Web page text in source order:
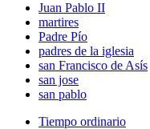
Juan Pablo II
martires
Padre Pío
padres de la iglesia
san Francisco de Asís
san jose
san pablo
Tiempo ordinario